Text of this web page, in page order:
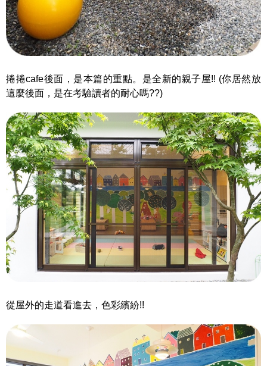
捲捲cafe後面，是本篇的重點。是全新的親子屋!! (你居然放
這麼後面，是在考驗讀者的耐心嗎??)
從屋外的走道看進去，色彩繽紛!!